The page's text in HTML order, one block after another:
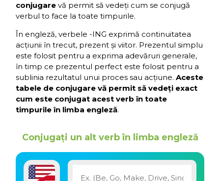
conjugare vă permit să vedeți cum se conjugă
verbul to face la toate timpurile.
În engleză, verbele -ING exprimă continuitatea
acțiunii în trecut, prezent și viitor. Prezentul simplu
este folosit pentru a exprima adevăruri generale,
în timp ce prezentul perfect este folosit pentru a
sublinia rezultatul unui proces sau acțiune. Aceste
tabele de conjugare vă permit să vedeți exact
cum este conjugat acest verb în toate
timpurile în limba engleză.
Conjugați un alt verb în limba engleză